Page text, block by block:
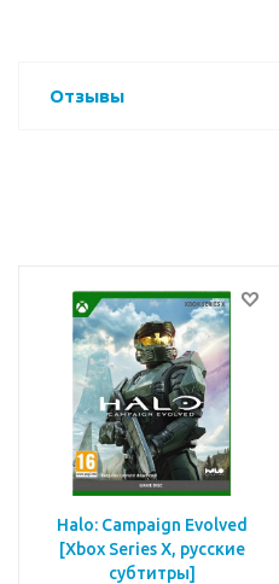
Отзывы
Halo: Campaign Evolved
[Xbox Series X, русские
субтитры]